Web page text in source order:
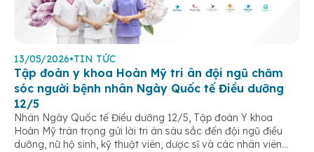
13/05/2026•TIN TỨC
Tập đoàn y khoa Hoàn Mỹ tri ân đội ngũ chăm
sóc người bệnh nhân Ngày Quốc tế Điều dưỡng
12/5
Nhân Ngày Quốc tế Điều dưỡng 12/5, Tập đoàn Y khoa
Hoàn Mỹ trân trọng gửi lời tri ân sâu sắc đến đội ngũ điều
dưỡng, nữ hộ sinh, kỹ thuật viên, dược sĩ và các nhân viên